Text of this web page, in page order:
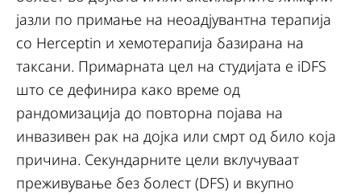
јазли по примање на неоадјувантна терапија
со Herceptin и хемотерапија базирана на
таксани. Примарната цел на студијата е iDFS
што се дефинира како време од
рандомизација до повторна појава на
инвазивен рак на дојка или смрт од било која
причина. Секундарните цели вклучуваат
преживување без болест (DFS) и вкупно